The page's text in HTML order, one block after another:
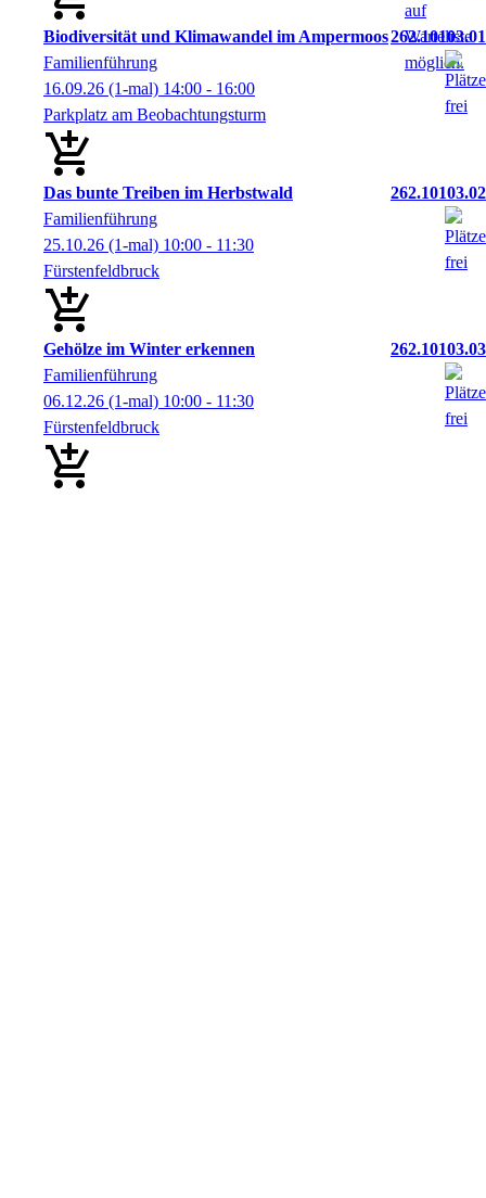
Biodiversität und Klimawandel im Ampermoos262.10103.01
Familienführung
16.09.26 (1-mal) 14:00 - 16:00
Parkplatz am Beobachtungsturm
Das bunte Treiben im Herbstwald
262.10103.02
Familienführung
25.10.26 (1-mal) 10:00 - 11:30
Fürstenfeldbruck
Gehölze im Winter erkennen
262.10103.03
Familienführung
06.12.26 (1-mal) 10:00 - 11:30
Fürstenfeldbruck